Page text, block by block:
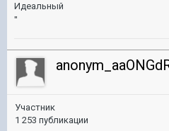
Идеальный
"
Участник
1 253 публикации